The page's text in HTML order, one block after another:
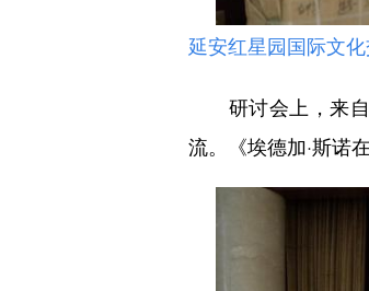
延安红星园国际文
研讨会上，来自
流。《埃德加·斯诺